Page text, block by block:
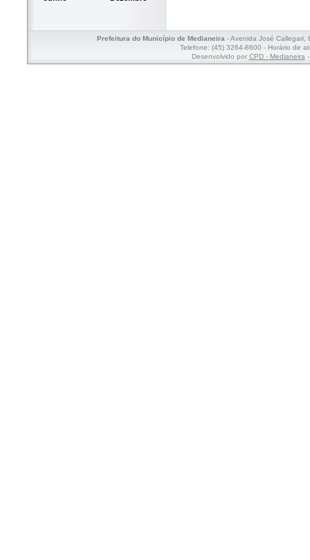
Prefeitura do Município de Medianeira- Avenida José Callegari,
Telefone: (45) 3264-8600 - Horário de
Desenvolvido por CPD - Medianeira-